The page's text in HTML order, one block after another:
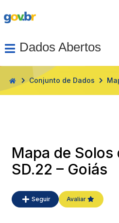
Dados Abertos
HOME Conjunto de Dados
Mapa de Solos
SD.22 – Goiás
Seguir Avaliar